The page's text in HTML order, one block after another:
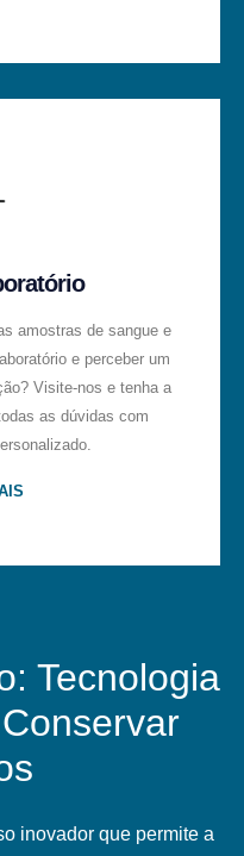
amostras de sangue e
e perceber um
Visite-nos e tenha a
as dúvidas com
Tecnologia
inovador que permite a